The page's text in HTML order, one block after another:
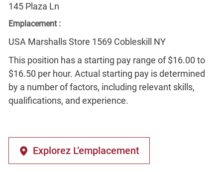
145 Plaza Ln
Emplacement :
USA Marshalls Store 1569 Cobleskill NY
This position has a starting pay range of $16.00 to
$16.50 per hour. Actual starting pay is determined
by a number of factors, including relevant skills,
qualifications, and experience.
Explorez L’emplacement